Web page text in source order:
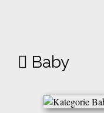
Baby